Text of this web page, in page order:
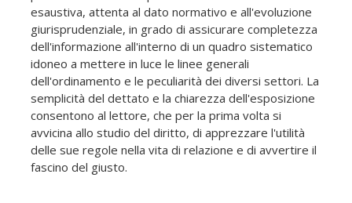
esaustiva, attenta al dato normativo e all'evoluzione
giurisprudenziale, in grado di assicurare completezza
dell'informazione all'interno di un quadro sistematico
idoneo a mettere in luce le linee generali
dell'ordinamento e le peculiarità dei diversi settori. La
semplicità del dettato e la chiarezza dell'esposizione
consentono al lettore, che per la prima volta si
avvicina allo studio del diritto, di apprezzare l'utilità
delle sue regole nella vita di relazione e di avvertire il
fascino del giusto.